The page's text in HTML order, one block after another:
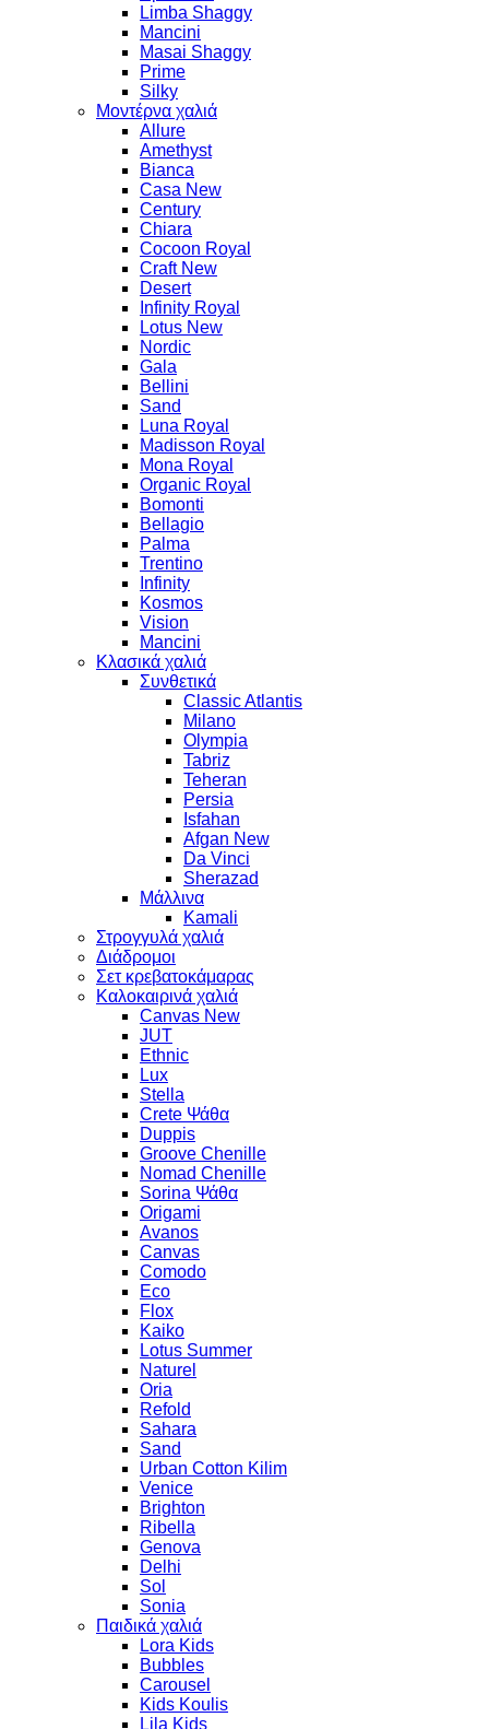
Limba Shaggy
Mancini
Masai Shaggy
Prime
Silky
Μοντέρνα χαλιά
Allure
Amethyst
Bianca
Casa New
Century
Chiara
Cocoon Royal
Craft New
Desert
Infinity Royal
Lotus New
Nordic
Gala
Bellini
Sand
Luna Royal
Madisson Royal
Mona Royal
Organic Royal
Bomonti
Bellagio
Palma
Trentino
Infinity
Kosmos
Vision
Mancini
Κλασικά χαλιά
Συνθετικά
Classic Atlantis
Milano
Olympia
Tabriz
Teheran
Persia
Isfahan
Afgan New
Da Vinci
Sherazad
Μάλλινα
Kamali
Στρογγυλά χαλιά
Διάδρομοι
Σετ κρεβατοκάμαρας
Καλοκαιρινά χαλιά
Canvas New
JUT
Ethnic
Lux
Stella
Crete Ψάθα
Duppis
Groove Chenille
Nomad Chenille
Sorina Ψάθα
Origami
Avanos
Canvas
Comodo
Eco
Flox
Kaiko
Lotus Summer
Naturel
Oria
Refold
Sahara
Sand
Urban Cotton Kilim
Venice
Brighton
Ribella
Genova
Delhi
Sol
Sonia
Παιδικά χαλιά
Lora Kids
Bubbles
Carousel
Kids Koulis
Lila Kids